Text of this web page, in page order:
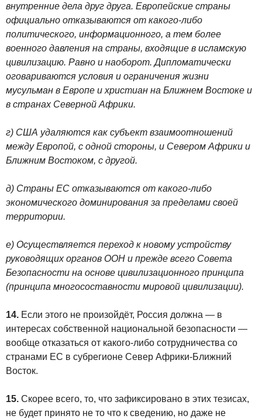
внутренние дела друг друга. Европейские страны
официально отказываются от какого-либо
политического, информационного, а тем более
военного давления на страны, входящие в исламскую
цивилизацию. Равно и наоборот. Дипломатически
оговариваются условия и ограничения жизни
мусульман в Европе и христиан на Ближнем Востоке и
в странах Северной Африки.
г) США удаляются как субъект взаимоотношений
между Европой, с одной стороны, и Севером Африки и
Ближним Востоком, с другой.
д) Страны ЕС отказываются от какого-либо
экономического доминирования за пределами своей
территории.
е) Осуществляется переход к новому устройству
руководящих органов ООН и прежде всего Совета
Безопасности на основе цивилизационного принципа
(принципа многосоставности мировой цивилизации).
14. Если этого не произойдёт, Россия должна — в
интересах собственной национальной безопасности —
вообще отказаться от какого-либо сотрудничества со
странами ЕС в субрегионе Север Африки-Ближний
Восток.
15. Скорее всего, то, что зафиксировано в этих тезисах,
не будет принято не то что к сведению, но даже не